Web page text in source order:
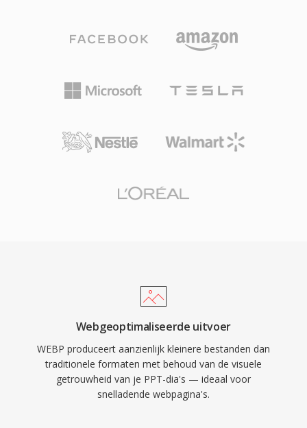
Webgeoptimaliseerde uitvoer
WEBP produceert aanzienlijk kleinere bestanden dan
traditionele formaten met behoud van de visuele
getrouwheid van je PPT-dia's — ideaal voor
snelladende webpagina's.